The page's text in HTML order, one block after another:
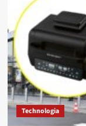
Technologia